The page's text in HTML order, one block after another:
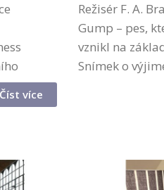
Dívka
Číst více
Režisér F. A.
Gump – pes,
vznikl na
Snímek o
mít premiéru